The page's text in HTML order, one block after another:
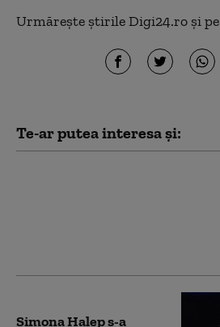
Urmărește știrile Digi24.ro și pe
Te-ar putea interesa și:
Simona Halep s-a